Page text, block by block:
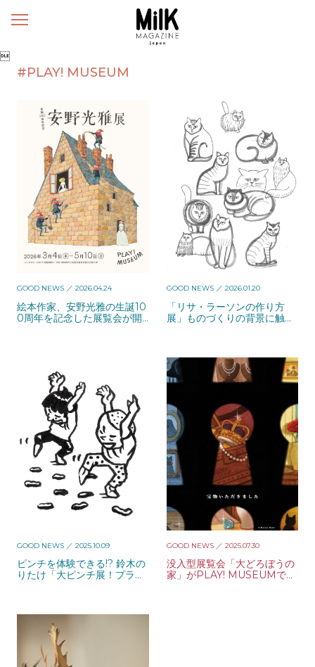
メ

#PLAY! MUSEUM
GOOD NEWS ／ 2026.04.24
絵本作家、安野光雅の生誕10
0周年を記念した展覧会が開
GOOD NEWS／ 2026.01.20
「リサ・ラーソンの作り方
展」ものづくりの背景に触れ
GOOD NEWS ／ 2025.10.09
ピンチを体験できる!? 鈴木の
りたけ「大ピンチ展！プラ
GOOD NEWS／ 2025.07.30
没入型展覧会「大どろぼうの
家」がPLAY! MUSEUMで開